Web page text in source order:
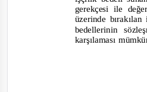
gerekçesi ile
üzerinde
bedellerinin
karşılaması